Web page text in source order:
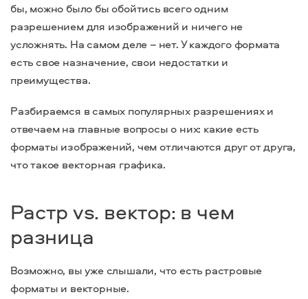
бы, можно было бы обойтись всего одним
разрешением для изображений и ничего не
усложнять. На самом деле – нет. У каждого формата
есть свое назначение, свои недостатки и
преимущества.
Разбираемся в самых популярных разрешениях и
отвечаем на главные вопросы о них: какие есть
форматы изображений, чем отличаются друг от друга,
что такое векторная графика.
Растр vs. вектор: в чем
разница
Возможно, вы уже слышали, что есть растровые
форматы и векторные.